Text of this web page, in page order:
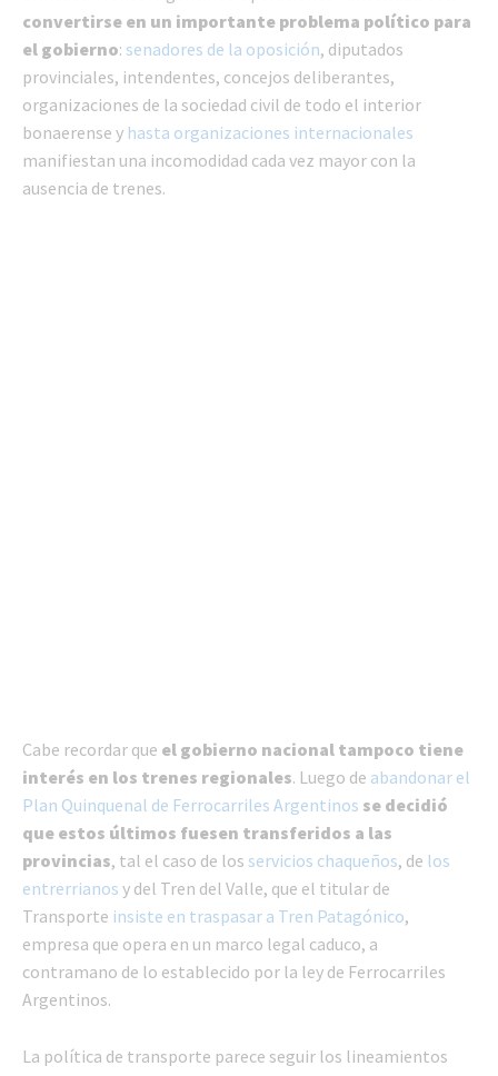
convertirse en un importante problema político para
el gobierno: senadores de la oposición, diputados
provinciales, intendentes, concejos deliberantes,
organizaciones de la sociedad civil de todo el interior
bonaerense y hasta organizaciones internacionales
manifiestan una incomodidad cada vez mayor con la
ausencia de trenes.
Cabe recordar que el gobierno nacional tampoco tiene
interés en los trenes regionales. Luego de abandonar el
Plan Quinquenal de Ferrocarriles Argentinos se decidió
que estos últimos fuesen transferidos a las
provincias, tal el caso de los servicios chaqueños, de los
entrerrianos y del Tren del Valle, que el titular de
Transporte insiste en traspasar a Tren Patagónico,
empresa que opera en un marco legal caduco, a
contramano de lo establecido por la ley de Ferrocarriles
Argentinos.
La política de transporte parece seguir los lineamientos